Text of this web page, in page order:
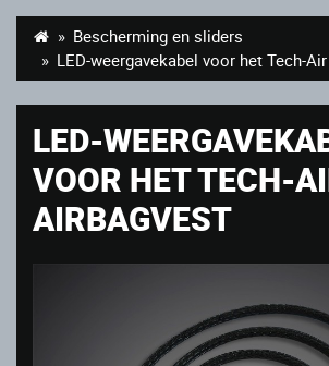
Bescherming en sliders
LED-weergavekabel voor het Tech-
LED-
VOOR HET TECH-
AIRBAGVEST